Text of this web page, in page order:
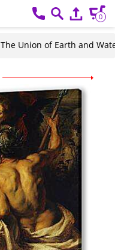
0
The Union of Earth and